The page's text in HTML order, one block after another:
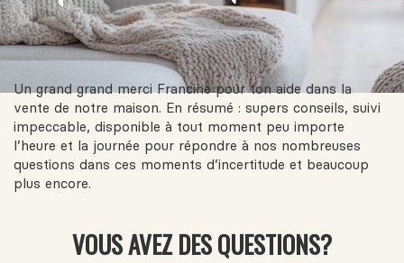
Un grand grand merci Francine pour ton aide dans la
vente de notre maison. En résumé : supers conseils, suivi
impeccable, disponible à tout moment peu importe
l’heure et la journée pour répondre à nos nombreuses
questions dans ces moments d’incertitude et beaucoup
plus encore.
VOUS AVEZ DES QUESTIONS?